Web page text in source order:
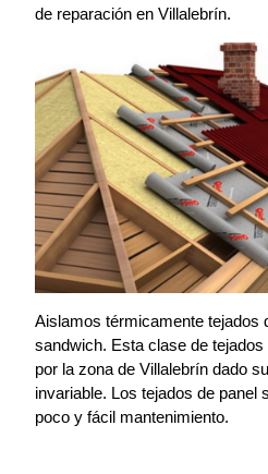
de reparación en Villalebrín.
Aislamos térmicamente tejados
sandwich. Esta clase de
por la zona de Villalebrín dado
invariable. Los tejados de panel
poco y fácil mantenimiento.